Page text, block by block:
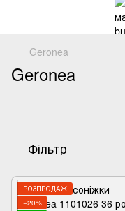
Geronea
Geronea
Фільтр
РОЗПРОДАЖ
−20%